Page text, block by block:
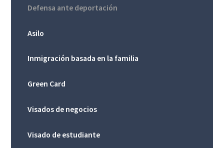
Defensa ante deportación
Asilo
Inmigración basada en la familia
Green Card
Visados de negocios
Visado de estudiante